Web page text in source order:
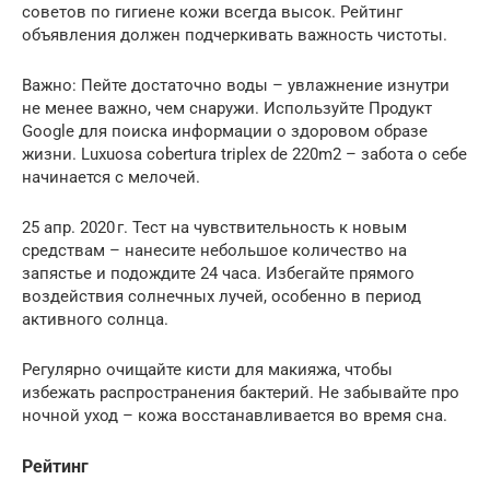
советов по гигиене кожи всегда высок. Рейтинг
объявления должен подчеркивать важность чистоты.
Важно: Пейте достаточно воды – увлажнение изнутри
не менее важно, чем снаружи. Используйте Продукт
Google для поиска информации о здоровом образе
жизни. Luxuosa cobertura triplex de 220m2 – забота о себе
начинается с мелочей.
25 апр. 2020 г. Тест на чувствительность к новым
средствам – нанесите небольшое количество на
запястье и подождите 24 часа. Избегайте прямого
воздействия солнечных лучей, особенно в период
активного солнца.
Регулярно очищайте кисти для макияжа, чтобы
избежать распространения бактерий. Не забывайте про
ночной уход – кожа восстанавливается во время сна.
Рейтинг